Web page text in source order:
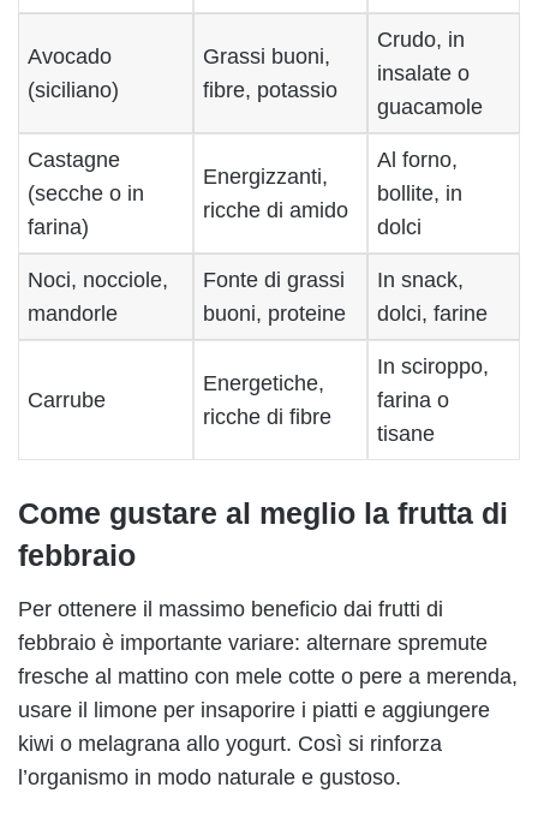
Avocado
(siciliano)
Grassi buoni,
fibre, potassio
Crudo, in
insalate o
guacamole
Castagne
(secche o in
farina)
Energizzanti,
ricche di amido
Al forno,
bollite, in
dolci
Noci, nocciole,
mandorle
Fonte di grassi
buoni, proteine
In snack,
dolci, farine
Carrube
Energetiche,
ricche di fibre
In sciroppo,
farina o
tisane
Come gustare al meglio la frutta di
febbraio
Per ottenere il massimo beneficio dai frutti di
febbraio è importante variare: alternare spremute
fresche al mattino con mele cotte o pere a merenda,
usare il limone per insaporire i piatti e aggiungere
kiwi o melagrana allo yogurt. Così si rinforza
l’organismo in modo naturale e gustoso.